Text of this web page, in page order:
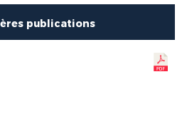
publications